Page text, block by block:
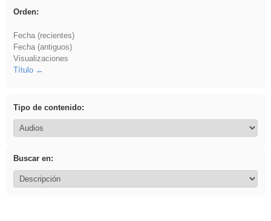
Orden:
Fecha (recientes)
Fecha (antiguos)
Visualizaciones
Título
Tipo de contenido:
Buscar en: